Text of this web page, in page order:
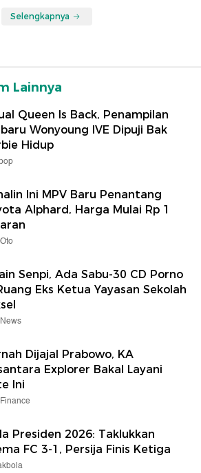
Selengkapnya
Lainnya
Queen Is Back, Penampilan
Wonyoung IVE Dipuji Bak
Hidup
Ini MPV Baru Penantang
Alphard, Harga Mulai Rp 1
Senpi, Ada Sabu-30 CD Porno
Eks Ketua Yayasan Sekolah
Dijajal Prabowo, KA
Explorer Bakal Layani
Ini
Presiden 2026: Taklukkan
FC 3-1, Persija Finis Ketiga